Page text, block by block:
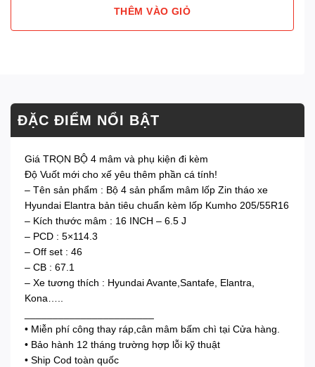
THÊM VÀO GIỎ
ĐẶC ĐIỂM NỔI BẬT
Giá TRỌN BỘ 4 mâm và phụ kiện đi kèm
Độ Vuốt mới cho xế yêu thêm phần cá tính!
– Tên sản phẩm : Bộ 4 sản phẩm mâm lốp Zin tháo xe
Hyundai Elantra bản tiêu chuẩn kèm lốp Kumho 205/55R16
– Kích thước mâm : 16 INCH – 6.5 J
– PCD : 5×114.3
– Off set : 46
– CB : 67.1
– Xe tương thích : Hyundai Avante,Santafe, Elantra,
Kona…..
• Miễn phí công thay ráp,cân mâm bấm chì tại Cửa hàng.
• Bảo hành 12 tháng trường hợp lỗi kỹ thuật
• Ship Cod toàn quốc